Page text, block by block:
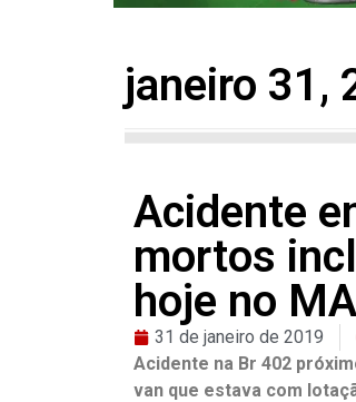
janeiro 31,
Acidente
mortos
hoje no MA
31 de janeiro de 2019
Acidente na Br 402
van que estava com